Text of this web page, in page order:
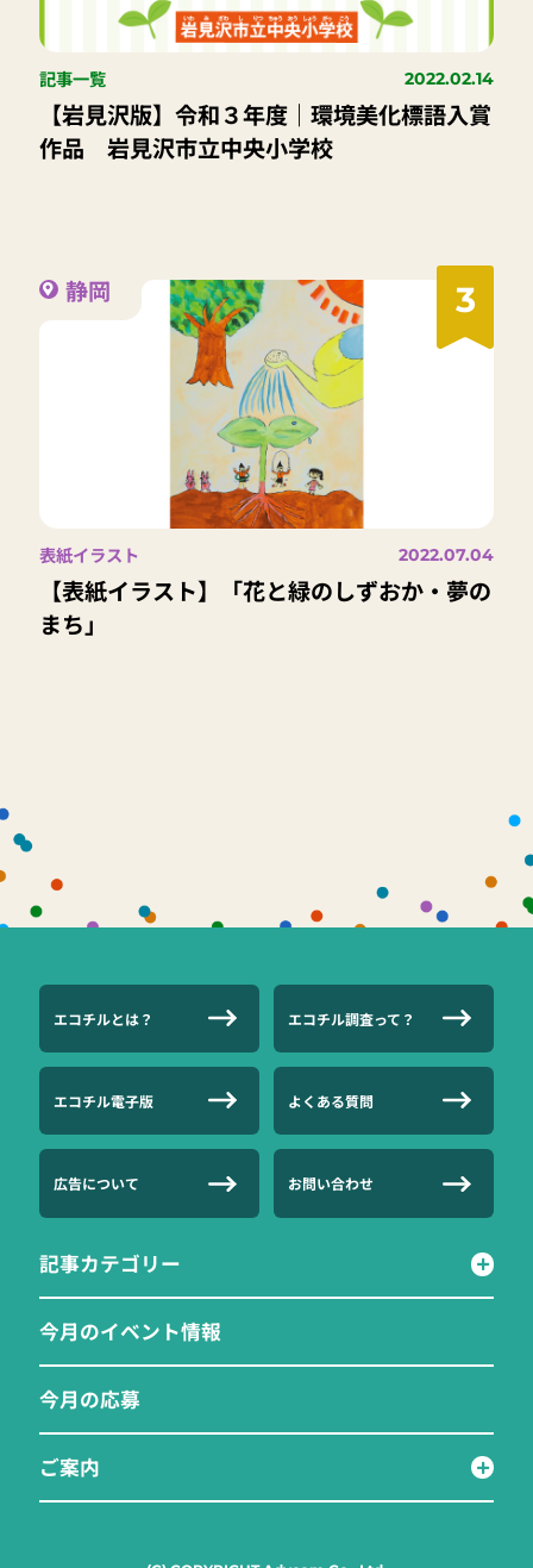
記事一覧 2022.02.14
【岩見沢版】令和３年度｜環境美化標語入賞
作品 岩見沢市立中央小学校
3
静岡
表紙イラスト 2022.07.04
【表紙イラスト】「花と緑のしずおか・夢の
まち」
エコチルとは？ エコチル調査って？
エコチル電子版 よくある質問
広告について お問い合わせ
記事カテゴリー
今月のイベント情報
今月の応募
ご案内